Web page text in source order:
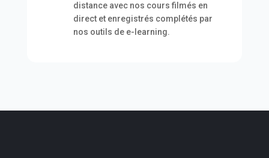
distance avec nos cours filmés en
direct et enregistrés complétés par
nos outils de e-learning.